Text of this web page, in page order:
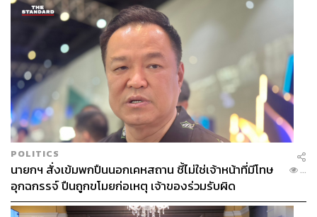
POLITICS
นายกฯ สั่งเข้มพกปืนนอกเคหสถาน ชี้ไม่ใช่เจ้าหน้าที่มีโทษ
อุกฉกรรจ์ ปืนถูกขโมยก่อเหตุ เจ้าของร่วมรับผิด
...